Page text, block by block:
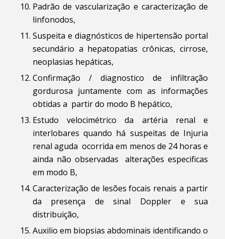
Padrão de vascularização e caracterização de
linfonodos,
Suspeita e diagnósticos de hipertensão portal
secundário a hepatopatias crônicas, cirrose,
neoplasias hepáticas,
Confirmação / diagnostico de infiltração
gordurosa juntamente com as informações
obtidas a partir do modo B hepático,
Estudo velocimétrico da artéria renal e
interlobares quando há suspeitas de Injuria
renal aguda ocorrida em menos de 24 horas e
ainda não observadas alterações especificas
em modo B,
Caracterização de lesões focais renais a partir
da presença de sinal Doppler e sua
distribuição,
Auxilio em biopsias abdominais identificando o